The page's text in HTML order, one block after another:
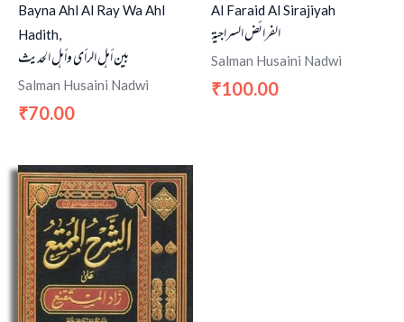
Bayna Ahl Al Ray Wa Ahl
Hadith,
بين أهل الرأى وأهل الحديث
Salman Husaini Nadwi
₹70.00
Al Faraid Al Sirajiyah
الفرائض السراجية
Salman Husaini Nadwi
₹100.00